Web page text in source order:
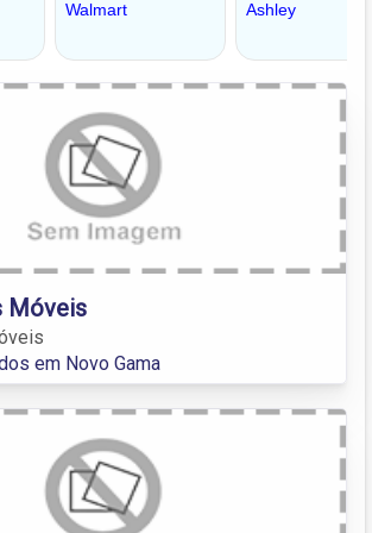
Móveis
em Novo Gama